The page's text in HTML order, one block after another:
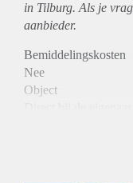
in Tilburg. Als je
aanbieder.
Bemiddelingskosten
Nee
Object